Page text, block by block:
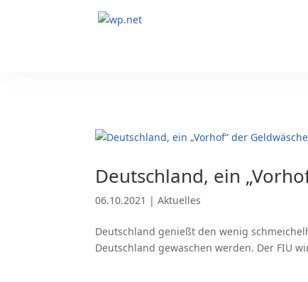
Deutschland, ein
06.10.2021 |Aktuelles
Deutschland genießt den wenig
Deutschland gewaschen werden. Der FIU